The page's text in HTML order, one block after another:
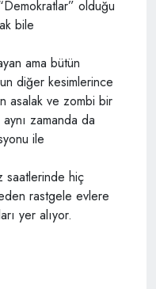
olduğu
bile
ama bütün
diğer kesimlerince
asalak ve zombi bir
zamanda da
ile
saatlerinde hiç
rastgele evlere
yer alıyor.